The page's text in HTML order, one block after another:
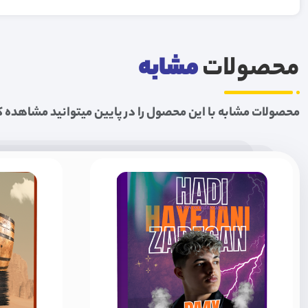
محصولاتمشابه
محصولات مشابه با این محصول را در پایین میتوانید مشاهده